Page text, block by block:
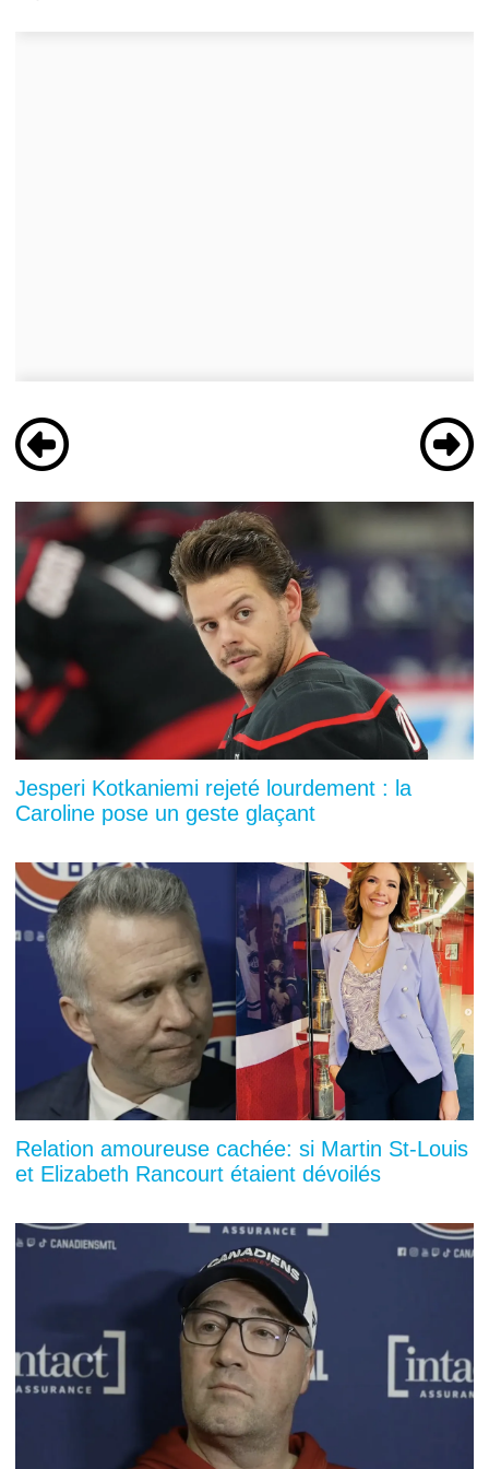
Jesperi Kotkaniemi rejeté lourdement : la
Caroline pose un geste glaçant
Relation amoureuse cachée: si Martin St-Louis
et Elizabeth Rancourt étaient dévoilés